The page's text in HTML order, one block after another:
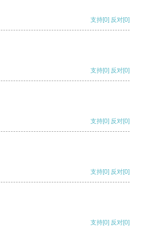
支持[0] 反对[0]
支持[0] 反对[0]
支持[0] 反对[0]
支持[0] 反对[0]
支持[0] 反对[0]